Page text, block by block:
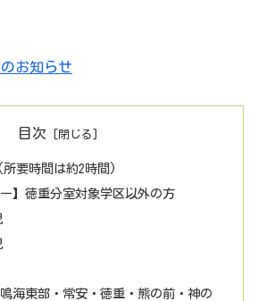
お知らせ
目次
要時間は約2時間)
ー】徳重分室対象学区以外の方
鳴海東部・常安・徳重・熊の前・神の